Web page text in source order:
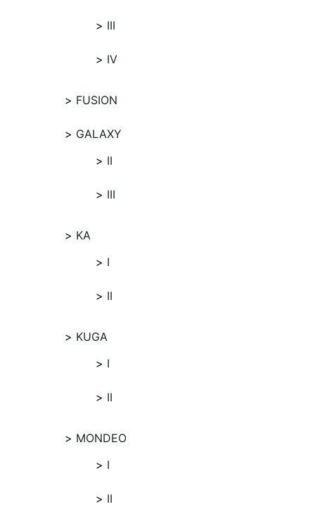
III
IV
FUSION
GALAXY
II
III
KA
I
II
KUGA
I
II
MONDEO
I
II